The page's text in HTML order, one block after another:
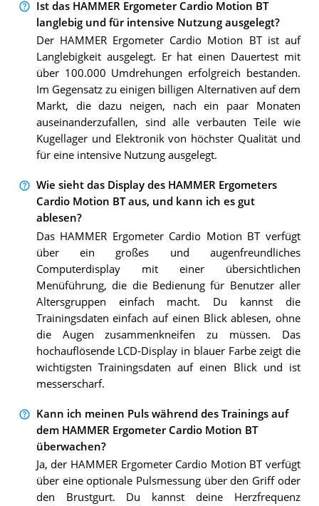
Ist das HAMMER Ergometer Cardio Motion BT
langlebig und für intensive Nutzung ausgelegt?
Der HAMMER Ergometer Cardio Motion BT ist auf
Langlebigkeit ausgelegt. Er hat einen Dauertest mit
über 100.000 Umdrehungen erfolgreich bestanden.
Im Gegensatz zu einigen billigen Alternativen auf dem
Markt, die dazu neigen, nach ein paar Monaten
auseinanderzufallen, sind alle verbauten Teile wie
Kugellager und Elektronik von höchster Qualität und
für eine intensive Nutzung ausgelegt.
Wie sieht das Display des HAMMER Ergometers
Cardio Motion BT aus, und kann ich es gut
ablesen?
Das HAMMER Ergometer Cardio Motion BT verfügt
über ein großes und augenfreundliches
Computerdisplay mit einer übersichtlichen
Menüführung, die die Bedienung für Benutzer aller
Altersgruppen einfach macht. Du kannst die
Trainingsdaten einfach auf einen Blick ablesen, ohne
die Augen zusammenkneifen zu müssen. Das
hochauflösende LCD-Display in blauer Farbe zeigt die
wichtigsten Trainingsdaten auf einen Blick und ist
messerscharf.
Kann ich meinen Puls während des Trainings auf
dem HAMMER Ergometer Cardio Motion BT
überwachen?
Ja, der HAMMER Ergometer Cardio Motion BT verfügt
über eine optionale Pulsmessung über den Griff oder
den Brustgurt. Du kannst deine Herzfrequenz